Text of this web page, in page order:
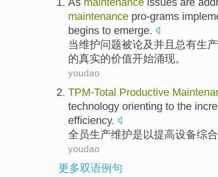
maintenance pro-grams
begins to emerge.
当维护问题被论及 并且 总有生
的真实的价值开始涌现。
youdao
TPM-Total Productive
technology orienting to the
efficiency.
全员生产维护是以提高设备综合
youdao
更多双语例句